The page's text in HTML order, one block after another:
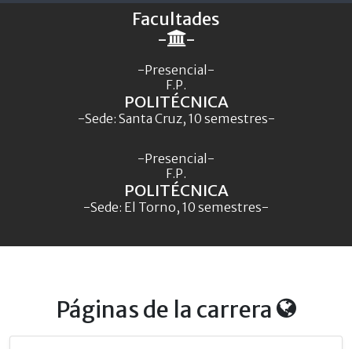
Facultades
-
-
-Presencial-
F.P.
POLITÉCNICA
-Sede: Santa Cruz, 10 semestres-
-Presencial-
F.P.
POLITÉCNICA
-Sede: El Torno, 10 semestres-
Páginas de la carrera